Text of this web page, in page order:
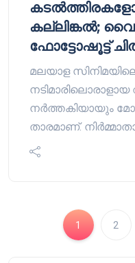
കല്ലിങ്കൽ;
ഫോട്ടോഷൂട്ട്
മലയാള
നടിമാരിലൊരാളായ
നർത്തകിയായും
താരമാണ്.
1 2